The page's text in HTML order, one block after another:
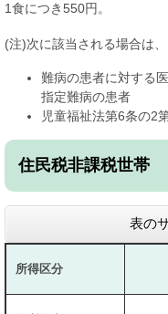
1食につき550円。
(注)次に該当される場合は
難病の患者に対する
指定難病の患者
児童福祉法第6条の2
住民税非課税世帯
表の
所得区分